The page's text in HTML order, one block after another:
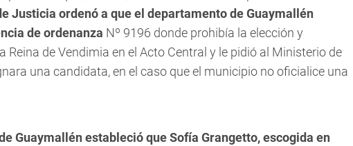
Justicia ordenó a que el departamento de Guaymallén
de ordenanza Nº 9196 donde prohibía la elección y
Reina de Vendimia en el Acto Central y le pidió al Ministerio de
una candidata, en el caso que el municipio no oficialice una
Guaymallén estableció que Sofía Grangetto, escogida en